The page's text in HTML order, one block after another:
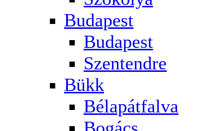
Budapest
Budapest
Szentendre
Bükk
Bélapátfalva